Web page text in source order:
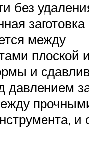
без
заготовка
между
плоской
и
давлением
и